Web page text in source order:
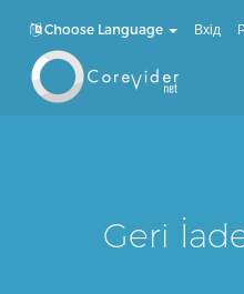
Choose Language Вхід
Geri